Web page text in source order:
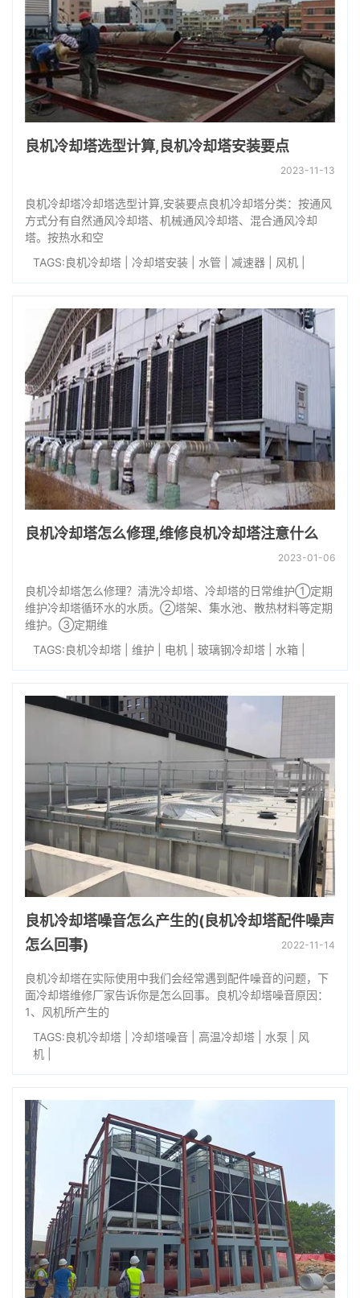
良机冷却塔选型计算,良机冷却塔安装要点
2023-11-13
良机冷却塔冷却塔选型计算,安装要点良机冷却塔分类：按通风
方式分有自然通风冷却塔、机械通风冷却塔、混合通风冷却
塔。按热水和空
TAGS:良机冷却塔 冷却塔安装 水管 减速器 风机
良机冷却塔怎么修理,维修良机冷却塔注意什么
2023-01-06
良机冷却塔怎么修理？清洗冷却塔、冷却塔的日常维护①定期
维护冷却塔循环水的水质。②塔架、集水池、散热材料等定期
维护。③定期维
TAGS:良机冷却塔 维护 电机 玻璃钢冷却塔 水箱
良机冷却塔噪音怎么产生的(良机冷却塔配件噪声
怎么回事)
2022-11-14
良机冷却塔在实际使用中我们会经常遇到配件噪音的问题，下
面冷却塔维修厂家告诉你是怎么回事。良机冷却塔噪音原因：
1、风机所产生的
TAGS:良机冷却塔 冷却塔噪音 高温冷却塔 水泵
风
机